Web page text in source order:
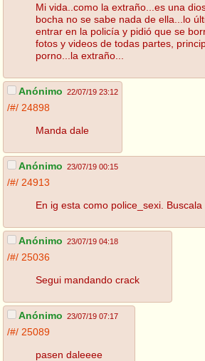
Mi vida..como la extraño...es una
bocha no se sabe nada de ella...lo
entrar en la policía y pidió que se
fotos y videos de todas partes,
porno...la extraño...
Anónimo 22/07/19 23:12
/#/ 24898
Manda dale
Anónimo 23/07/19 00:15
/#/ 24913
En ig esta como police_sexi. Buscala
Anónimo 23/07/19 04:18
/#/ 25036
Segui mandando crack
Anónimo 23/07/19 07:17
/#/ 25089
pasen daleeee